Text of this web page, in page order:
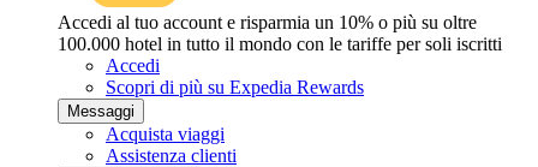
Accedi al tuo account e risparmia un 10% o più su oltre
100.000 hotel in tutto il mondo con le tariffe per soli iscritti
Accedi
Scopri di più su Expedia Rewards
Messaggi
Acquista viaggi
Assistenza clienti